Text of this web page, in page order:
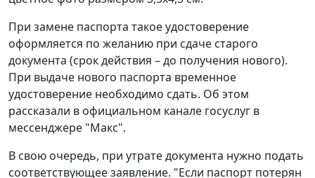
При замене паспорта такое удостоверение
оформляется по желанию при сдаче старого
документа (срок действия – до получения нового).
При выдаче нового паспорта временное
удостоверение необходимо сдать. Об этом
рассказали в официальном канале госуслуг в
мессенджере "Макс".
В свою очередь, при утрате документа нужно подать
соответствующее заявление. "Если паспорт потерян